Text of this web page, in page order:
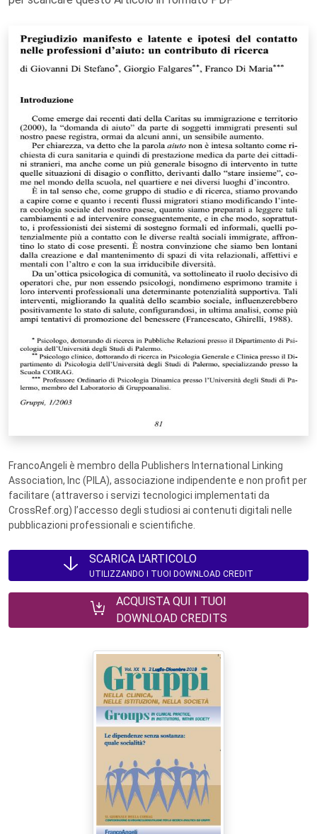
FrancoAngeli è membro della Publishers International Linking
Association, Inc (PILA), associazione indipendente e non profit per
facilitare (attraverso i servizi tecnologici implementati da
CrossRef.org) l’accesso degli studiosi ai contenuti digitali nelle
pubblicazioni professionali e scientifiche.
SCARICA L'ARTICOLO
UTILIZZANDO I TUOI DOWNLOAD CREDIT
ACQUISTA QUI I TUOI
DOWNLOAD CREDITS